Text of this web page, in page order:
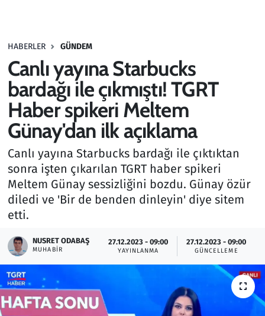
HABERLER GÜNDEM
Canlı yayına Starbucks
bardağı ile çıkmıştı! TGRT
Haber spikeri Meltem
Günay'dan ilk açıklama
Canlı yayına Starbucks bardağı ile çıktıktan
sonra işten çıkarılan TGRT haber spikeri
Meltem Günay sessizliğini bozdu. Günay özür
diledi ve 'Bir de benden dinleyin' diye sitem
etti.
NUSRET ODABAŞ
MUHABIR
27.12.2023 - 09:00
YAYINLANMA
27.12.2023 - 09:00
GÜNCELLEME
Haber
Kültür Sanat
Kurumsal Haberler
Lezzet Durağı
Memur ve Kamu
Otomobil
Ramazan
Resmi İlanlar